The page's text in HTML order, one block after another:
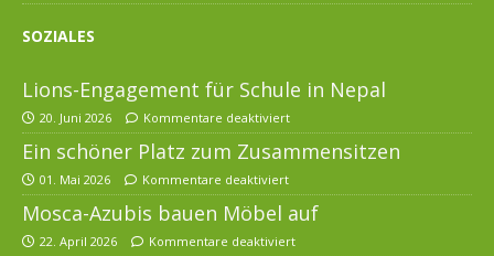
SOZIALES
Lions-Engagement für Schule in Nepal
20. Juni 2026 Kommentare deaktiviert
Ein schöner Platz zum Zusammensitzen
01. Mai 2026 Kommentare deaktiviert
Mosca-Azubis bauen Möbel auf
22. April 2026 Kommentare deaktiviert